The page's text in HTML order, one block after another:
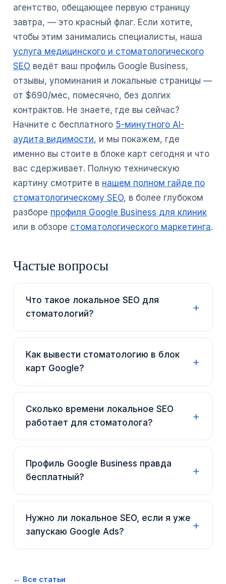
агентство, обещающее первую страницу
завтра, — это красный флаг. Если хотите,
чтобы этим занимались специалисты, наша
услуга медицинского и стоматологического
SEO ведёт ваш профиль Google Business,
отзывы, упоминания и локальные страницы —
от $690/мес, помесячно, без долгих
контрактов. Не знаете, где вы сейчас?
Начните с бесплатного 5-минутного AI-
аудита видимости, и мы покажем, где
именно вы стоите в блоке карт сегодня и что
вас сдерживает. Полную техническую
картину смотрите в нашем полном гайде по
стоматологическому SEO, в более глубоком
разборе профиля Google Business для клиник
или в обзоре стоматологического маркетинга.
Частые вопросы
Что такое локальное SEO для
стоматологий?
Как вывести стоматологию в блок
карт Google?
Сколько времени локальное SEO
работает для стоматолога?
Профиль Google Business правда
бесплатный?
Нужно ли локальное SEO, если я уже
запускаю Google Ads?
← Все статьи